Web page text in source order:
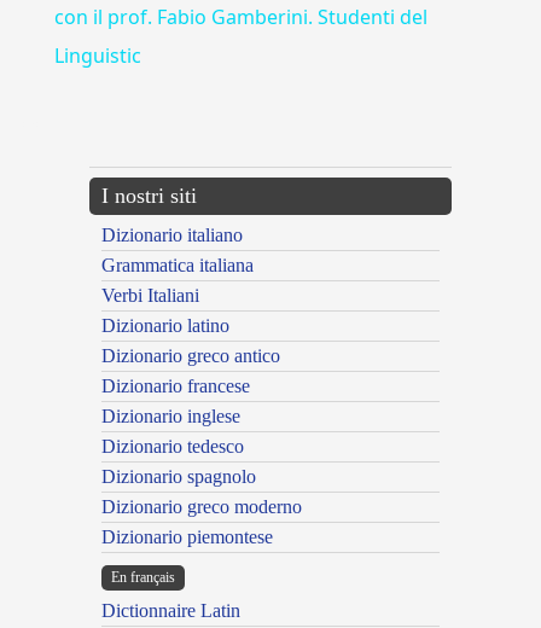
con il prof. Fabio Gamberini. Studenti del
Linguistic
I nostri siti
Dizionario italiano
Grammatica italiana
Verbi Italiani
Dizionario latino
Dizionario greco antico
Dizionario francese
Dizionario inglese
Dizionario tedesco
Dizionario spagnolo
Dizionario greco moderno
Dizionario piemontese
En français
Dictionnaire Latin